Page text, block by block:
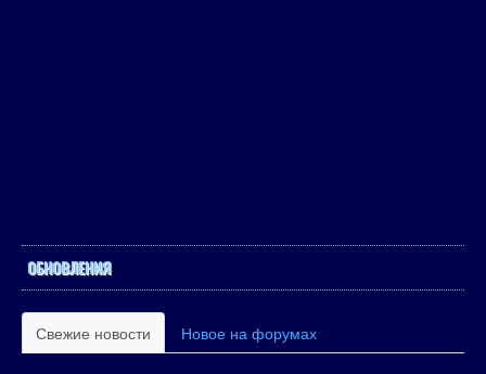
ОБНОВЛЕНИЯ
Свежие новости Новое на форумах